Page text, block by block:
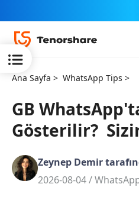
ReiBoot
Ana Sayfa > WhatsApp Tips >
GB
Gösterilir?
Zeynep Demir
2026-08-04 /